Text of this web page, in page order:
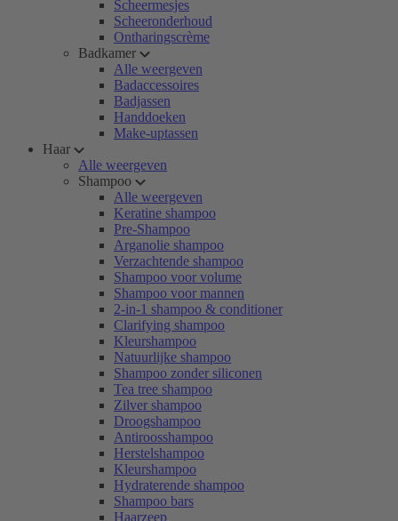
Scheermesjes
Scheeronderhoud
Ontharingscrème
Badkamer
Alle weergeven
Badaccessoires
Badjassen
Handdoeken
Make-uptassen
Haar
Alle weergeven
Shampoo
Alle weergeven
Keratine shampoo
Pre-Shampoo
Arganolie shampoo
Verzachtende shampoo
Shampoo voor volume
Shampoo voor mannen
2-in-1 shampoo & conditioner
Clarifying shampoo
Kleurshampoo
Natuurlijke shampoo
Shampoo zonder siliconen
Tea tree shampoo
Zilver shampoo
Droogshampoo
Antiroosshampoo
Herstelshampoo
Kleurshampoo
Hydraterende shampoo
Shampoo bars
Haarzeep